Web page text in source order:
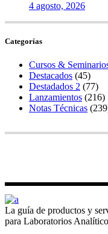
4 agosto, 2026
Categorías
Cursos &
Destacados (45)
Destadados 2 (77)
Lanzamientos (216)
Notas Técnicas
La guía de productos y
para Laboratorios